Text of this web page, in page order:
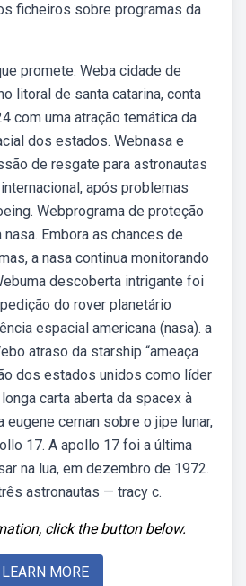
ficheiros sobre programas da
promete. Weba cidade de
litoral de santa catarina, conta
com uma atração temática da
dos estados. Webnasa e
de resgate para astronautas
após problemas
Webprograma de proteção
Embora as chances de
a nasa continua monitorando
descoberta intrigante foi
do rover planetário
espacial americana (nasa). a
atraso da starship “ameaça
dos estados unidos como líder
carta aberta da spacex à
eugene cernan sobre o jipe lunar,
17. A apollo 17 foi a última
na lua, em dezembro de 1972.
astronautas — tracy c.
click the button below.
LEARN MORE